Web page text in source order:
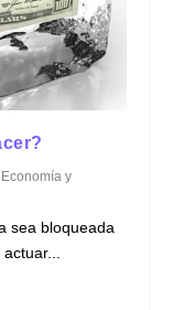
Economía y
sea bloqueada